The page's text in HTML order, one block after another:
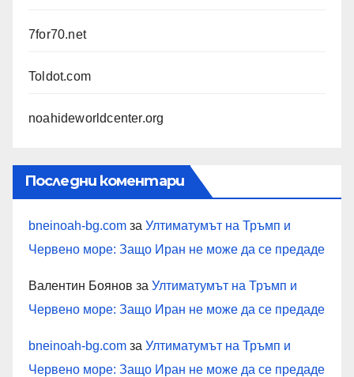
7for70.net
Toldot.com
noahideworldcenter.org
Последни коментари
bneinoah-bg.com за Ултиматумът на Тръмп и
Червено море: Защо Иран не може да се предаде
Валентин Боянов за Ултиматумът на Тръмп и
Червено море: Защо Иран не може да се предаде
bneinoah-bg.com за Ултиматумът на Тръмп и
Червено море: Защо Иран не може да се предаде